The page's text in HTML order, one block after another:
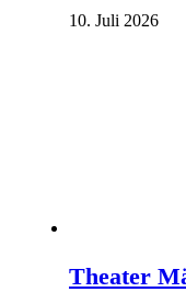
10. Juli 2026
Theater